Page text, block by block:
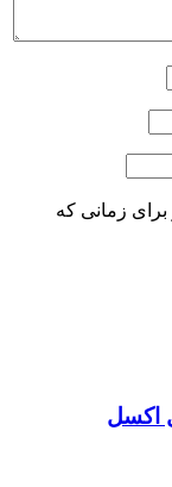
زمانی که
اکسل